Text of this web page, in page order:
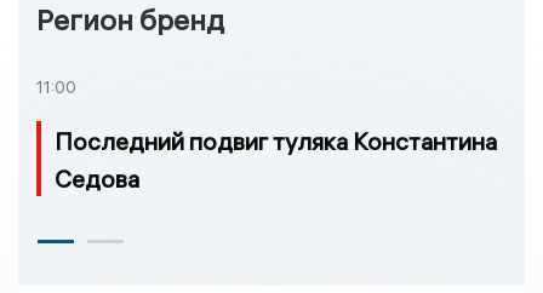
Регион бренд
11:00
Последний подвиг туляка Константина
Седова